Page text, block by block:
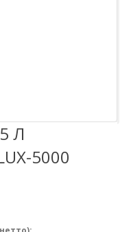
Л
5000